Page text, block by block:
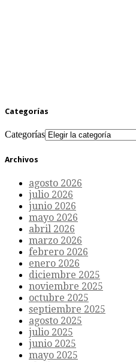
Categorías
Categorías
Archivos
agosto 2026
julio 2026
junio 2026
mayo 2026
abril 2026
marzo 2026
febrero 2026
enero 2026
diciembre 2025
noviembre 2025
octubre 2025
septiembre 2025
agosto 2025
julio 2025
junio 2025
mayo 2025